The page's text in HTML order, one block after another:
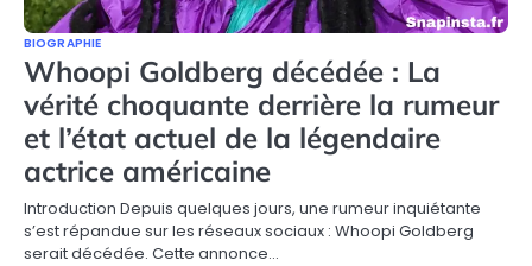
BIOGRAPHIE
Whoopi Goldberg décédée : La
vérité choquante derrière la rumeur
et l’état actuel de la légendaire
actrice américaine
Introduction Depuis quelques jours, une rumeur inquiétante
s’est répandue sur les réseaux sociaux : Whoopi Goldberg
serait décédée. Cette annonce…